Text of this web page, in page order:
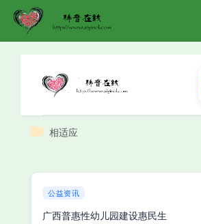
相适应
公益资讯
广西普惠性幼儿园建设惠民生